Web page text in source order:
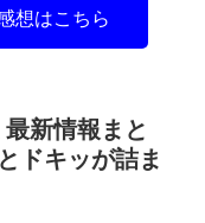
想はこちら
新情報まと
ドキッが詰ま